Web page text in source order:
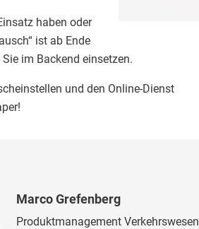
haben oder
ist ab Ende
im Backend einsetzen.
und den Online-Dienst
Marco Grefenberg
Produktmanagement Verkehrswesen